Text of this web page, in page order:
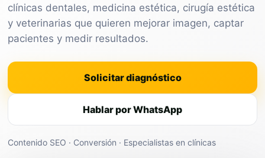
clínicas dentales, medicina estética, cirugía estética
y veterinarias que quieren mejorar imagen, captar
pacientes y medir resultados.
Solicitar diagnóstico
Hablar por WhatsApp
Contenido SEO · Conversión · Especialistas en clínicas